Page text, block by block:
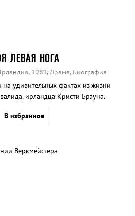
ЛЕВАЯ НОГА
1989, Драма, Биография
удивительных фактах из жизни
ирландца Кристи Брауна.
В избранное